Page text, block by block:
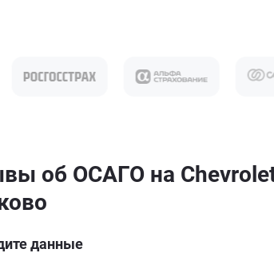
об ОСАГО на
данные